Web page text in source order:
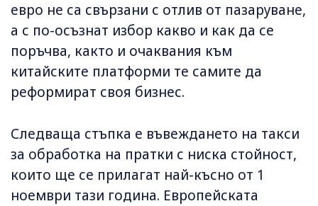
евро не са свързани с отлив от пазаруване,
а с по-осъзнат избор какво и как да се
поръчва, както и очаквания към
китайските платформи те самите да
реформират своя бизнес.
Следваща стъпка е въвеждането на такси
за обработка на пратки с ниска стойност,
които ще се прилагат най-късно от 1
ноември тази година. Европейската